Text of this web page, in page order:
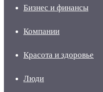
Бизнес и финансы
Компании
Красота и здоровье
Люди